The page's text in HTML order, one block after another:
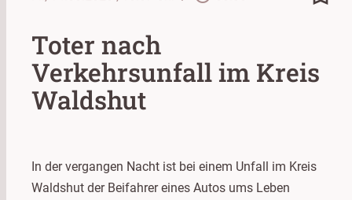
Toter nach
Verkehrsunfall im Kreis
Waldshut
In der vergangen Nacht ist bei einem Unfall im Kreis
Waldshut der Beifahrer eines Autos ums Leben